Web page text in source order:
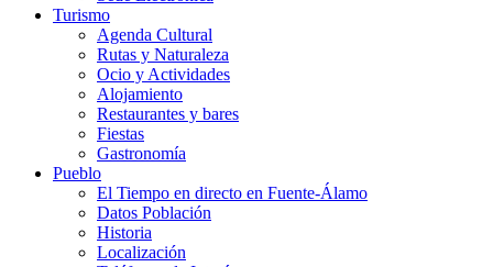
Turismo
Agenda Cultural
Rutas y Naturaleza
Ocio y Actividades
Alojamiento
Restaurantes y bares
Fiestas
Gastronomía
Pueblo
El Tiempo en directo en Fuente-Álamo
Datos Población
Historia
Localización